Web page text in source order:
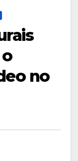
no